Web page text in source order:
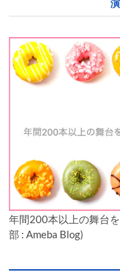
年間200本以上の舞台
部 : Ameba Blog)